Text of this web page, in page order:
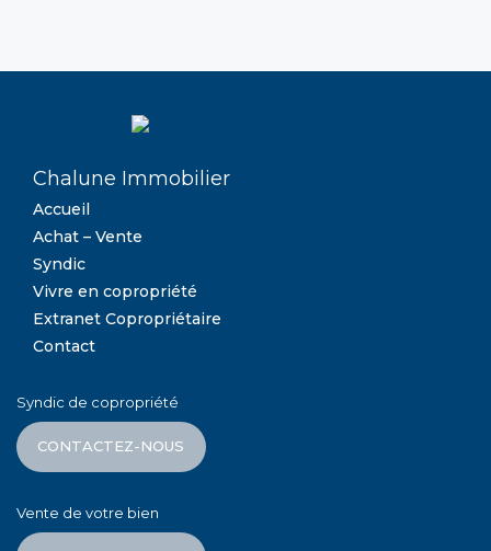
Chalune Immobilier
Accueil
Achat – Vente
Syndic
Vivre en copropriété
Extranet Copropriétaire
Contact
Syndic de copropriété
CONTACTEZ-NOUS
Vente de votre bien